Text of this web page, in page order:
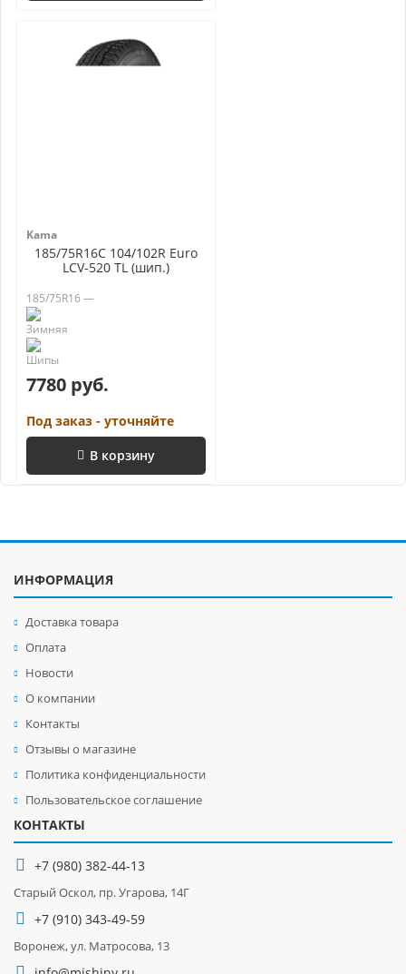
Kama
185/75R16C 104/102R Euro
LCV-520 TL (шип.)
185/75R16 —
7780 руб.
Под заказ - уточняйте
В корзину
ИНФОРМАЦИЯ
Доставка товара
Оплата
Новости
О компании
Контакты
Отзывы о магазине
Политика конфиденциальности
Пользовательское соглашение
КОНТАКТЫ
+7 (980) 382-44-13
Старый Оскол, пр. Угарова, 14Г
+7 (910) 343-49-59
Воронеж, ул. Матросова, 13